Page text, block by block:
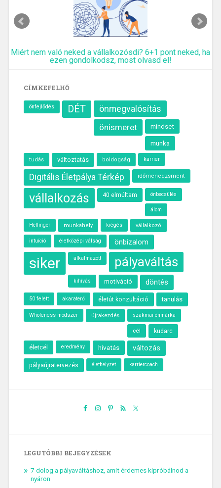
Miért nem való neked a vállalkozósdi? 6+1 pont neked, ha
ezen gondolkodsz, most olvasd el!
CÍMKEFELHŐ
önfejlődés DÉT önmegvalósítás
önismeret mindset
munka
tudás változtatás boldogság karrier
Digitális Életpálya Térkép időmenedzsment
vállalkozás 40 elmúltam önbecsülés
álom
Hellinger munkahely kiégés vállalkozó
intuíció életközépi válság önbizalom
siker alkalmazott pályaváltás
kihívás motiváció döntés
50 felett akaraterő életút konzultáció tanulás
Wholeness módszer újrakezdés szakmai énmárka
cél kudarc
életcél eredmény hivatás változás
pályaújratervezés élethelyzet karriercoach
LEGUTÓBBI BEJEGYZÉSEK
7 dolog a pályaváltáshoz, amit érdemes kipróbálnod a
nyáron